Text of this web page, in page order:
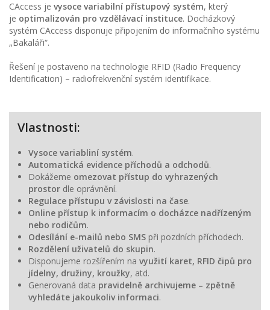
CAccess je vysoce variabilní přístupový systém, který
je optimalizován pro vzdělávací instituce. Docházkový
systém CAccess disponuje připojením do informačního systému
„Bakaláři“.
Řešení je postaveno na technologie RFID (Radio Frequency
Identification) – radiofrekvenční systém identifikace.
Vlastnosti:
Vysoce variabliní systém.
Automatická evidence příchodů a odchodů.
Dokážeme omezovat přístup do vyhrazených
prostor dle oprávnění.
Regulace přístupu v závislosti na čase.
Online přístup k informacím o docházce nadřízeným
nebo rodičům.
Odesílání e-mailů nebo SMS při pozdních příchodech.
Rozdělení uživatelů do skupin.
Disponujeme rozšířením na využití karet, RFID čipů pro
jídelny, družiny, kroužky, atd.
Generovaná data pravidelně archivujeme – zpětně
vyhledáte jakoukoliv informaci.